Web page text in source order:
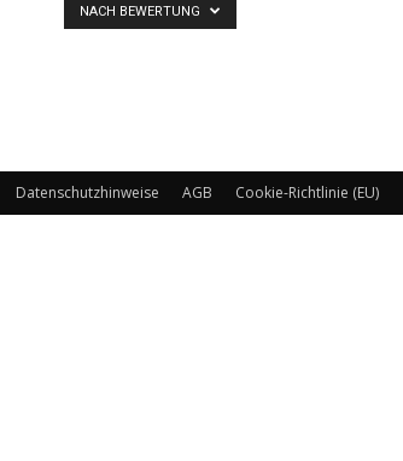
NACH BEWERTUNG
Datenschutzhinweise AGB Cookie-Richtlinie (EU)